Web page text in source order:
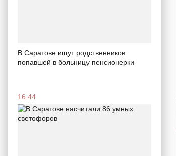
В Саратове ищут родственников
попавшей в больницу пенсионерки
16:44